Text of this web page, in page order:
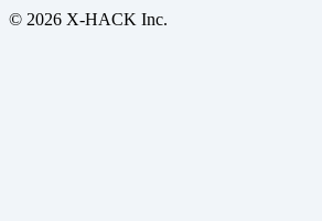
© 2026 X-HACK Inc.